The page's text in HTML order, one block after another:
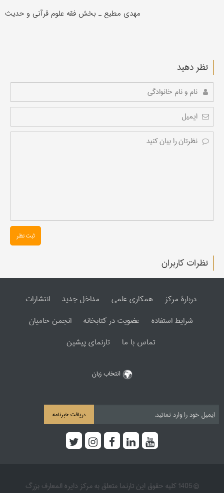
مهدی مطیع ـ بخش فقه علوم قرآنی و حدیث
نظر دهید
ثبت نظر
نظرات کاربران
دربارۀ مرکز همکاری علمی مداخل جدید
انتشارات
شرایط استفاده
عضویت در کتابخانه
انجمن حامیان
تماس با ما
تارنمای پیشین
انتخاب زبان
دریافت خبرنامه
© 1405 کلیه حقوق این تارنما متعلق به مرکز دایره المعارف بزرگ